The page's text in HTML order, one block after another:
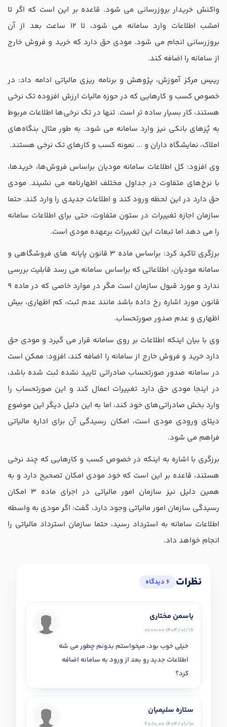
واکنش خریدار بروزرسانی می‌ شود. قاعده بر این است که اگر تا
امشب اطلاعات وارد سامانه می ‌شود، تا 12 ساعت بعد از آن
بروزرسانی انجام می ‌شود. مودی حق دارد که خرید و فروش خارج
از سامانه را اضافه کند.
رییس مرکز آموزش، پژوهش و برنامه‌ ریزی‌ مالیاتی ادامه داد: در
خصوص کسب و کارهایی که در حوزه مالیات ارزش افزوده تک نرخی
هستند، کار بسیار ساده ‌تر است. تنها در تک نرخی‌ها اطلاعات مربوط
به پُزهای بانکی نیز وارد سامانه می‌ شود. به طور مثال بنگاه‌های
املاک، نمایشگاه ‌داران و ... نمونه کسب و کارهای تک نرخی هستند.
وی افزود: کل اطلاعات سامانه مودیان براساس فروش‌ها، خریدها،
با نرخ‌های متفاوت در جداول مختلف اظهارنامه می ‌نشیند. مودی
حق دارد در این لحظه ورود کند و اطلاعات جدیدی را وارد کند. حتما
سازمان اجازه تغییرات در ستون متفاوت، حتی برای اطلاعات سامانه
را می ‌دهد اما تبعات این تغییرات برعهده مودی است.
برزگری تاکید کرد: براساس ماده 3 قانون پایانه ‌های فروشگاهی و
سامانه مودیان، اطلاعاتی که براساس سامانه می ‌رسد قابلیت بررسی
ندارد و مورد قبول سازمان است مگر در موارد خاصی که در ماده 9
قانون مورد اشاره رخ داده باشد مانند عدم ثبت، کم ‌اظهاری، بیش
‌اظهاری و عدم صدور صورتحساب.
وی با بیان اینکه اطلاعات بر روی سامانه قرار می ‌گیرد و مودی حق
دارد خرید و فروش خارج از سامانه را اضافه کند، افزود: ممکن است
در سامانه صدور صورتحساب صادراتی تایید نشده ثبت شده باشد،
در اینجا مودی حق دارد تغییرات اعمال کند و این صورتحساب را
وارد بخش صادراتی‌های خود کند، اما به این دلیل دیگر این موضوع
دیتای ورودی مودی است، امکان رسیدگی آن برای اداره مالیاتی
فراهم می ‌شود.
برزگری با اشاره به اینکه در خصوص کسب و کارهایی که چند نرخی
هستند، قاعده بر این است که خود مودی امکان تصحیح دارد و به
همین دلیل نیز سازمان امور مالیاتی در اجرای ماده 3 امکان
رسیدگی سازمان امور مالیاتی وجود دارد، گفت: اگر مودی به واسطه
اطلاعات سامانه به استرداد رسید، حتما سازمان استرداد مالیاتی را
انجام خواهد داد.
نظرات 6 دیدگاه
یاسمن مختاری
1404/01/16 01:00:00
خیلی خوب بود، میخواستم بدونم چطور می شه
اطلاعات جدید رو بعد از ورود به سامانه اضافه
کرد؟
ستاره سلیمیان
1404/01/10 20:10:00